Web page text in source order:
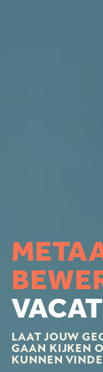
LAAT JOUW
GAAN KIJKEN
KUNNEN